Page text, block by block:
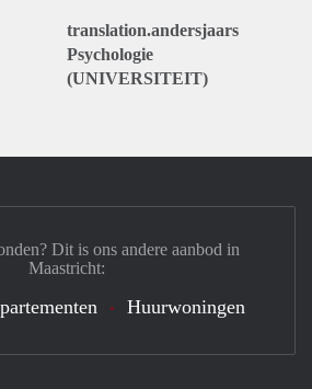
translation.andersjaars
Psychologie
(UNIVERSITEIT)
Dit is ons andere aanbod in
Maastricht:
Huurwoningen